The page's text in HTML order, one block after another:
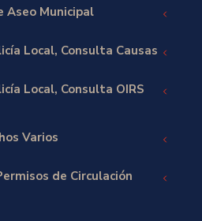
Aseo Municipal
Local, Consulta Causas
Local, Consulta OIRS
Varios
de Circulación